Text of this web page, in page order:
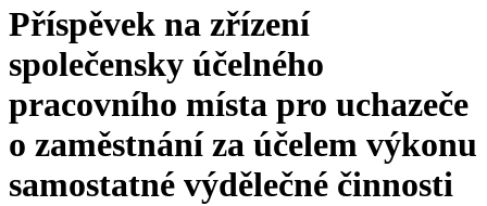
Příspěvek na zřízení
společensky účelného
pracovního místa pro uchazeče
o zaměstnání za účelem výkonu
samostatné výdělečné činnosti